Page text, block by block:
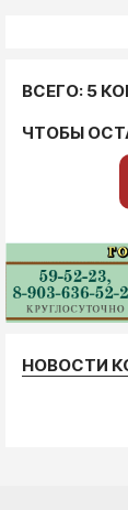
ВСЕГО: 5
ЧТОБЫ
НОВОСТИ